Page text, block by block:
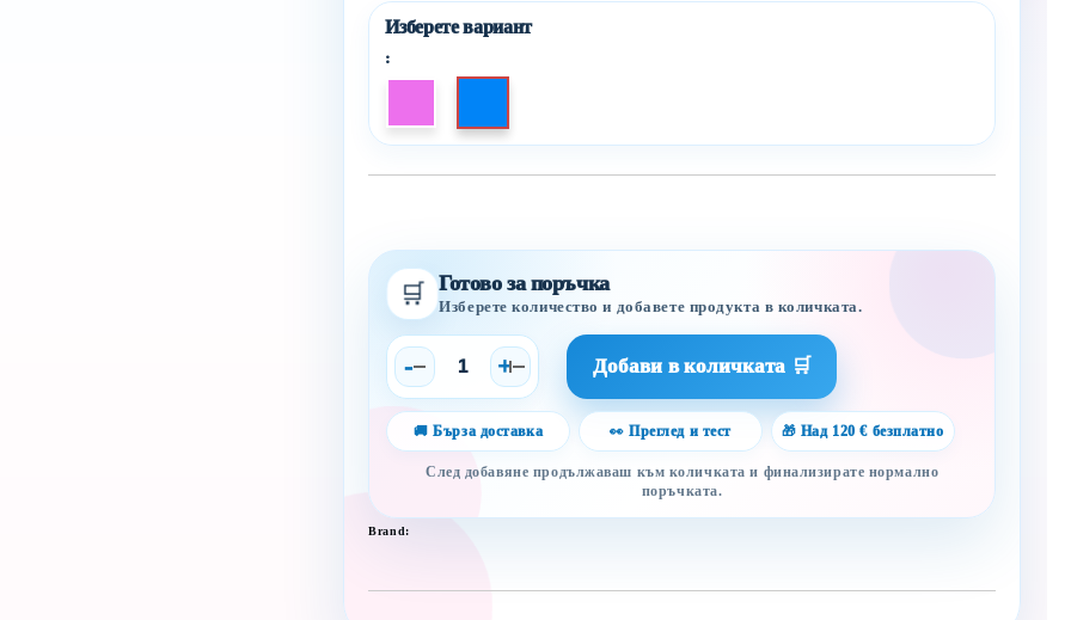
:
🛒 Готово за поръчка
Изберете количество и добавете продукта в количката.
- +
🚚 Бърза доставка 👀 Преглед и тест 🎁 Над 120 € безплатно
След добавяне продължаваш към количката и финализирате нормално
поръчката.
Brand: